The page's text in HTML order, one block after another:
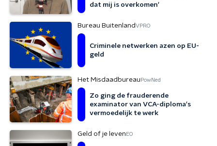
dat mij is overkomen'
Bureau BuitenlandVPRO
Criminele netwerken azen op EU-
geld
Het Misdaadbureau PowNed
Zo ging de frauderende
examinator van VCA-diploma's
vermoedelijk te werk
Geld of je leven EO